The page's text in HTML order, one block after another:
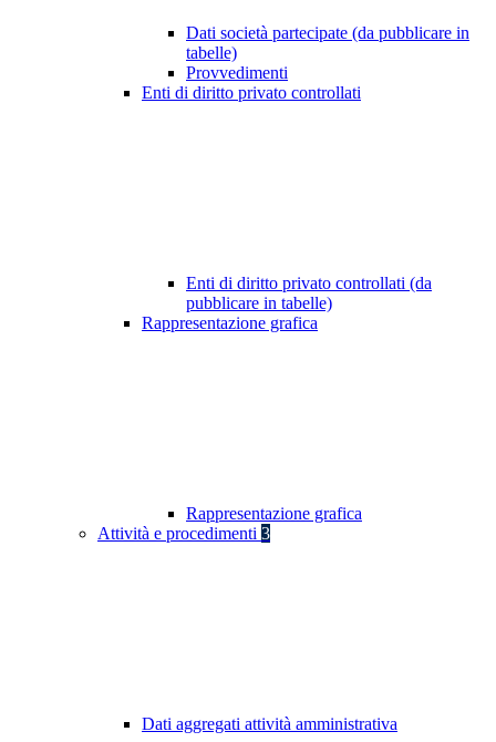
Dati società partecipate (da pubblicare in
tabelle)
Provvedimenti
Enti di diritto privato controllati
Enti di diritto privato controllati (da
pubblicare in tabelle)
Rappresentazione grafica
Rappresentazione grafica
Attività e procedimenti 3
Dati aggregati attività amministrativa